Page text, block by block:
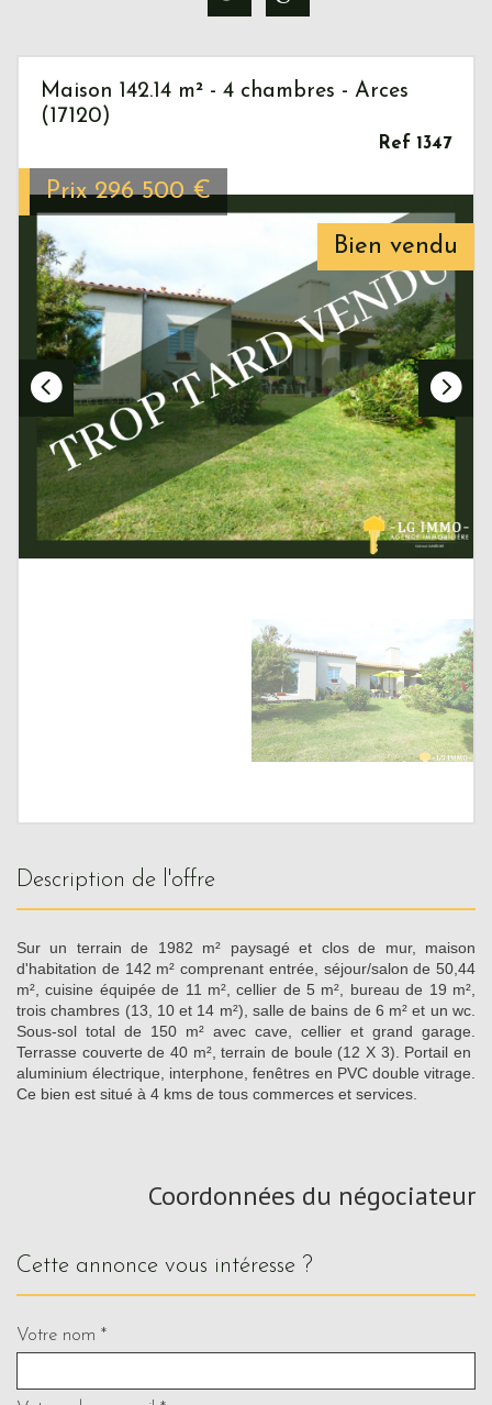
Bien vendu
Maison 142.14 m² - 4 chambres - Arces
(17120)
Ref 1347
Prix 296 500 €
description de l'offre
Sur un terrain de 1982 m² paysagé et clos de mur, maison
d'habitation de 142 m² comprenant entrée, séjour/salon de 50,44
m², cuisine équipée de 11 m², cellier de 5 m², bureau de 19 m²,
trois chambres (13, 10 et 14 m²), salle de bains de 6 m² et un wc.
Sous-sol total de 150 m² avec cave, cellier et grand garage.
Terrasse couverte de 40 m², terrain de boule (12 X 3). Portail en
aluminium électrique, interphone, fenêtres en PVC double vitrage.
Ce bien est situé à 4 kms de tous commerces et services.
Coordonnées du négociateur
cette annonce vous intéresse ?
Votre nom *